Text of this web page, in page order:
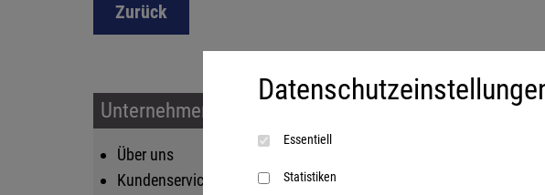
Zurück
Unternehmen & Service
Über uns
Kundenservice
Essentiell
Statistiken